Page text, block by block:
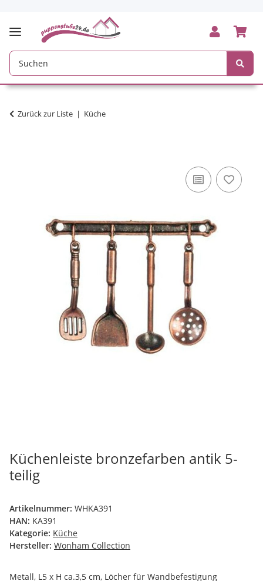
Zurück zur Liste Küche
Küchenleiste bronzefarben antik 5-
teilig
Artikelnummer: WHKA391
HAN: KA391
Kategorie: Küche
Hersteller: Wonham Collection
Metall, L5 x H ca.3,5 cm, Löcher für Wandbefestigung